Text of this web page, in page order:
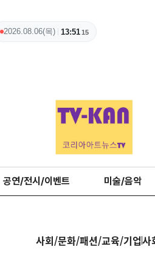
2026.08.06(목) 13:5116
공연/전시/이벤트 미술/음악
사회/문화/패션/교육/기업사